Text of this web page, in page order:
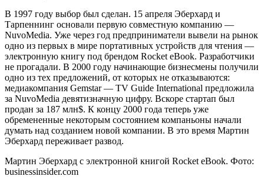
В 1997 году выбор был сделан. 15 апреля Эберхард и
Тарпеннинг основали первую совместную компанию —
NuvoMedia. Уже через год предприниматели вывели на рынок
одно из первых в мире портативных устройств для чтения —
электронную книгу под брендом Rocket eBook. Разработчики
не прогадали. В 2000 году начинающие бизнесмены получили
одно из тех предложений, от которых не отказываются:
медиакомпания Gemstar — TV Guide International предложила
за NuvoMedia девятизначную цифру. Вскоре стартап был
продан за 187 млн$. К концу 2000 года теперь уже
обремененные некоторым состоянием компаньоны начали
думать над созданием новой компании. В это время Мартин
Эберхард переживает развод.
Мартин Эберхард с электронной книгой Rocket eBook. Фото:
businessinsider.com